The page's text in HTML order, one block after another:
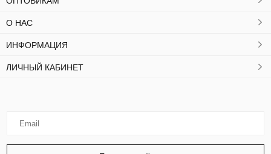
О НАС
ИНФОРМАЦИЯ
ЛИЧНЫЙ КАБИНЕТ